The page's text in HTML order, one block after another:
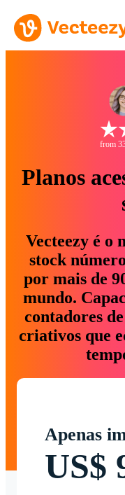
from
Planos
Vecteezy é o
stock
por mais de
mundo.
contadores
criativos que
Apenas
US$